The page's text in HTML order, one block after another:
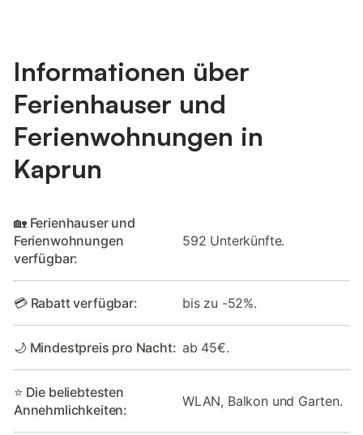
Informationen über
Ferienhauser und
Ferienwohnungen in
Kaprun
🏡 Ferienhauser und
Ferienwohnungen
verfügbar:
592 Unterkünfte.
💳 Rabatt verfügbar: bis zu -52%.
🌙 Mindestpreis pro Nacht: ab 45€.
⭐ Die beliebtesten
Annehmlichkeiten:
WLAN, Balkon und Garten.